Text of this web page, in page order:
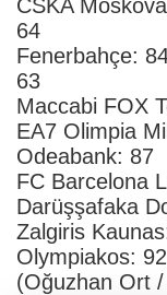
CSKA
64
Fenerbahçe:
63
Maccabi FOX
EA7 Olimpia
Odeabank: 87
FC Barcelona
Darüşşafaka
Zalgiris
Olympiakos:
(Oğuzhan Ort